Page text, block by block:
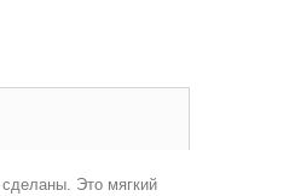
Это мягкий